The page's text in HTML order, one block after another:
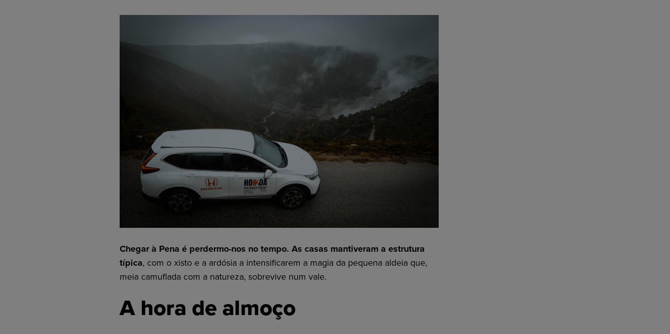
Chegar à Pena é perdermo-nos no tempo. As casas mantiveram a estrutura
típica, com o xisto e a ardósia a intensificarem a magia da pequena aldeia que,
meia camuflada com a natureza, sobrevive num vale.
A hora de almoço